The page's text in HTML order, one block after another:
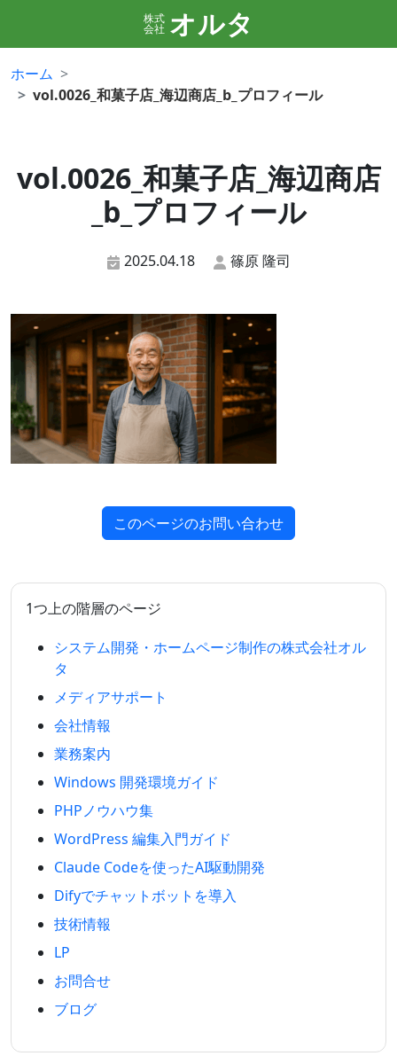
株式
会社 オルタ
ホーム
vol.0026_和菓子店_海辺商店_b_プロフィール
vol.0026_和菓子店_海辺商店
_b_プロフィール
2025.04.18 篠原 隆司
このページのお問い合わせ
1つ上の階層のページ
システム開発・ホームページ制作の株式会社オル
タ
メディアサポート
会社情報
業務案内
Windows 開発環境ガイド
PHPノウハウ集
WordPress 編集入門ガイド
Claude Codeを使ったAI駆動開発
Difyでチャットボットを導入
技術情報
LP
お問合せ
ブログ